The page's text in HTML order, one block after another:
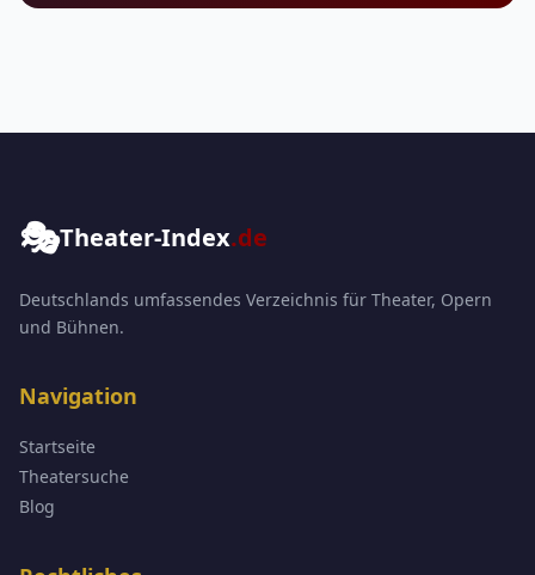
🎭Theater-Index.de
Deutschlands umfassendes Verzeichnis für Theater, Opern
und Bühnen.
Navigation
Startseite
Theatersuche
Blog